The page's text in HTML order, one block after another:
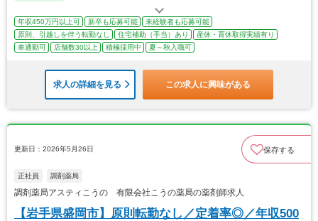
年収450万円以上可 新卒も応募可能
未経験者も応募可能
原則、引越しを伴う転勤なし
住宅補助（手当）あり
産休・育休取得実績有り
車通勤可
店舗数30以上 積極採用中 夏～秋入職可
求人の詳細を見る この求人に興味がある
更新日：2026年5月26日 保存する
正社員 調剤薬局
調剤薬局アスティこうの 有限会社こうの薬局の薬剤師求人
【岩手県盛岡市】原則転勤なし／定着率◎／年収500